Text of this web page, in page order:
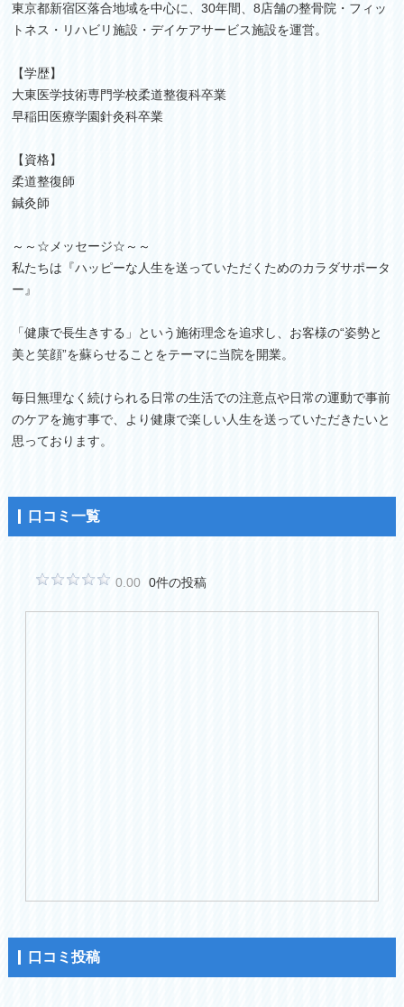
東京都新宿区落合地域を中心に、30年間、8店舗の整骨院・フィッ
トネス・リハビリ施設・デイケアサービス施設を運営。
【学歴】
大東医学技術専門学校柔道整復科卒業
早稲田医療学園針灸科卒業
【資格】
柔道整復師
鍼灸師
～～☆メッセージ☆～～
私たちは『ハッピーな人生を送っていただくためのカラダサポータ
ー』
「健康で長生きする」という施術理念を追求し、お客様の“姿勢と
美と笑顔”を蘇らせることをテーマに当院を開業。
毎日無理なく続けられる日常の生活での注意点や日常の運動で事前
のケアを施す事で、より健康で楽しい人生を送っていただきたいと
思っております。
口コミ一覧
0.00 0件の投稿
口コミ投稿